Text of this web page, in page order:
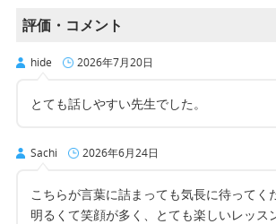
評価・コメント
hide 2026年7月20日
とても話しやすい先生でした。
Sachi 2026年6月24日
こちらが言葉に詰まっても気長に待ってく
明るくて笑顔が多く、とても楽しいレッス